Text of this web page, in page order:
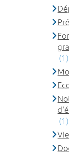
(1)
(1)